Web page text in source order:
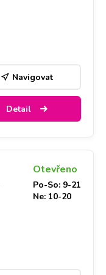
Navigovat
Detail
Otevřeno
Po-So: 9-21
Ne: 10-20